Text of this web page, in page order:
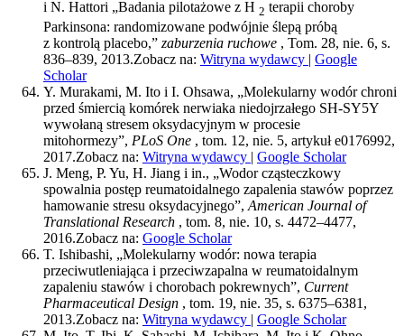
i N. Hattori „Badania pilotażowe z H 2 terapii choroby
Parkinsona: randomizowane podwójnie ślepą próbą
z kontrolą placebo,” zaburzenia ruchowe , Tom. 28, nie. 6, s.
836–839, 2013.Zobacz na: Witryna wydawcy | Google
Scholar
Y. Murakami, M. Ito i I. Ohsawa, „Molekularny wodór chroni
przed śmiercią komórek nerwiaka niedojrzałego SH-SY5Y
wywołaną stresem oksydacyjnym w procesie
mitohormezy”, PLoS One , tom. 12, nie. 5, artykuł e0176992,
2017.Zobacz na: Witryna wydawcy | Google Scholar
J. Meng, P. Yu, H. Jiang i in., „Wodor cząsteczkowy
spowalnia postęp reumatoidalnego zapalenia stawów poprzez
hamowanie stresu oksydacyjnego”, American Journal of
Translational Research , tom. 8, nie. 10, s. 4472–4477,
2016.Zobacz na: Google Scholar
T. Ishibashi, „Molekularny wodór: nowa terapia
przeciwutleniająca i przeciwzapalna w reumatoidalnym
zapaleniu stawów i chorobach pokrewnych”, Current
Pharmaceutical Design , tom. 19, nie. 35, s. 6375–6381,
2013.Zobacz na: Witryna wydawcy | Google Scholar